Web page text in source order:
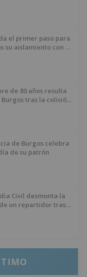
el primer paso para
su aislamiento con el
de 80 años resulta
tras la colisión
de Burgos celebra
de su patrón
Civil desmonta la
un repartidor tras